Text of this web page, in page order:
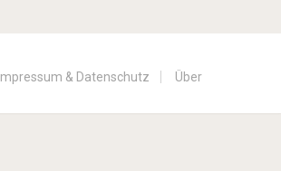
Impressum & Datenschutz Über